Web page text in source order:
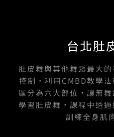
台北肚
肚皮舞與其他舞蹈最大
控制，利用CMBD教學
區分為六大部位，讓無
學習肚皮舞，課程中透
訓練全身肌